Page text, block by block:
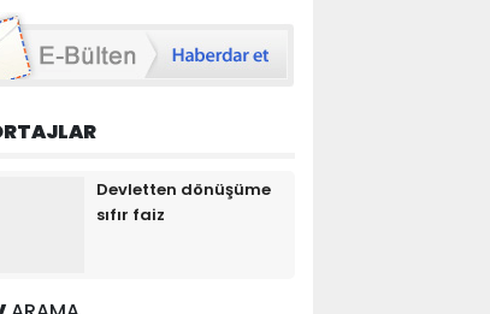
Devletten dönüşüme
sıfır faiz